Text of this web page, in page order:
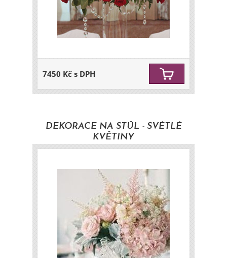
7450 Kč s DPH
DEKORACE NA STŮL - SVĚTLÉ
KVĚTINY